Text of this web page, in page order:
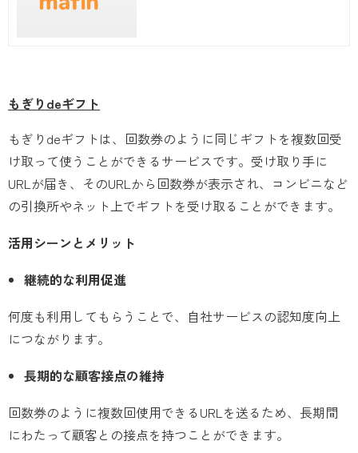
もぎりdeギフト
もぎりdeギフトは、回数券のように同じギフトを複数回受
け取って使うことができるサービスです。受け取り手に
URLが届き、そのURLから回数券が表示され、コンビニなど
の引換所やネット上でギフトを受け取ることができます。
活用シーンとメリット
継続的な利用促進
何度も利用してもらうことで、自社サービスの認知度向上
につながります。
長期的な顧客接点の維持
回数券のように複数回使用できるURLを送るため、長期間
にわたって顧客との接点を持つことができます。